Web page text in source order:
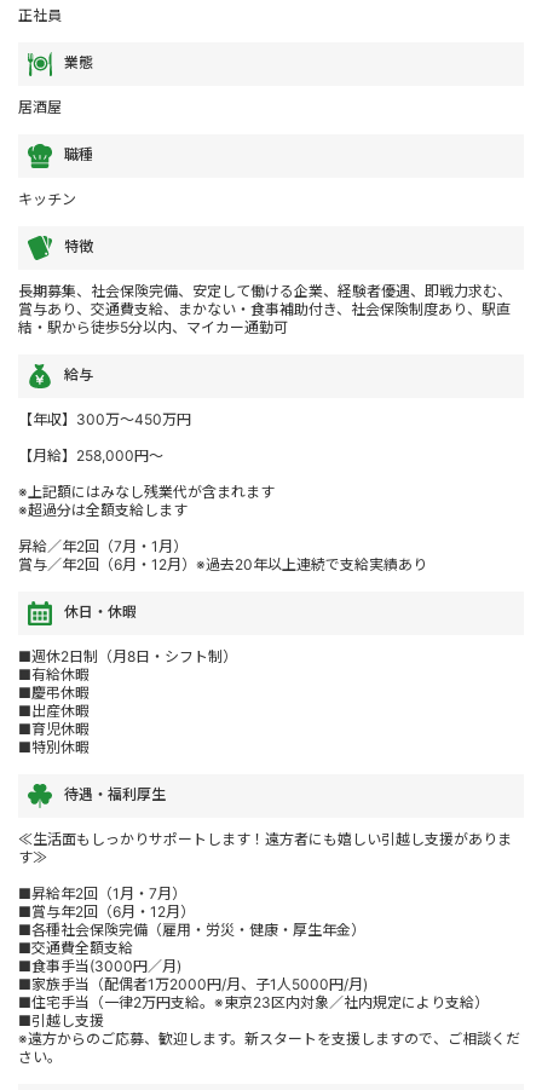
正社員
業態
居酒屋
職種
キッチン
特徴
長期募集、社会保険完備、安定して働ける企業、経験者優遇、即戦力求む、
賞与あり、交通費支給、まかない・食事補助付き、社会保険制度あり、駅直
結・駅から徒歩5分以内、マイカー通勤可
給与
【年収】300万～450万円
【月給】258,000円～
※上記額にはみなし残業代が含まれます
※超過分は全額支給します
昇給／年2回（7月・1月）
賞与／年2回（6月・12月）※過去20年以上連続で支給実績あり
休日・休暇
■週休2日制（月8日・シフト制）
■有給休暇
■慶弔休暇
■出産休暇
■育児休暇
■特別休暇
待遇・福利厚生
≪生活面もしっかりサポートします！遠方者にも嬉しい引越し支援がありま
す≫
■昇給年2回（1月・7月）
■賞与年2回（6月・12月）
■各種社会保険完備（雇用・労災・健康・厚生年金）
■交通費全額支給
■食事手当(3000円／月)
■家族手当（配偶者1万2000円/月、子1人5000円/月)
■住宅手当（一律2万円支給。※東京23区内対象／社内規定により支給）
■引越し支援
※遠方からのご応募、歓迎します。新スタートを支援しますので、ご相談くだ
さい。